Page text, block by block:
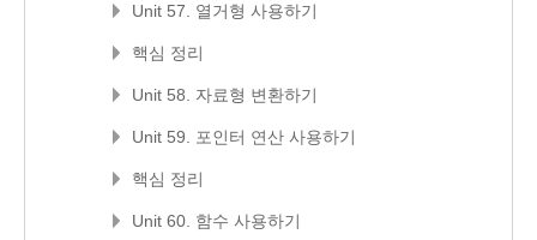
Unit 57. 열거형 사용하기
핵심 정리
Unit 58. 자료형 변환하기
Unit 59. 포인터 연산 사용하기
핵심 정리
Unit 60. 함수 사용하기